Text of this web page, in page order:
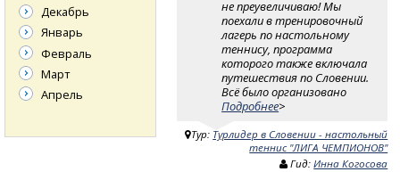
не преувеличиваю! Мы
поехали в тренировочный
лагерь по настольному
теннису, программа
которого также включала
путешествия по Словении.
Всё было организовано
Подробнее>
Тур: Турлидер в Словении - настольный
теннис "ЛИГА ЧЕМПИОНОВ"
Гид:Инна Когосова
Декабрь
Январь
Февраль
Март
Апрель